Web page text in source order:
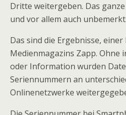
Dritte weitergeben. Das
und vor allem auch unbemerkt.
Das sind die Ergebnisse, einer
Medienmagazins Zapp. Ohne
oder Information wurden
Seriennummern an
Onlinenetzwerke